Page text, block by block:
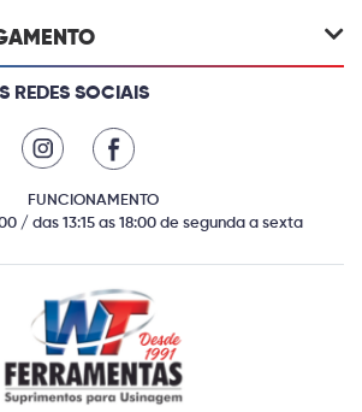
REDES SOCIAIS
FUNCIONAMENTO
/ das 13:15 as 18:00 de segunda a sexta